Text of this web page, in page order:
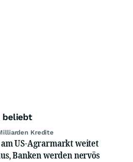
beliebt
Kredite
US-Agrarmarkt weitet
Banken werden nervös